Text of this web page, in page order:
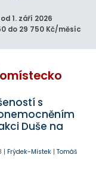
1. září 2026
do 29 750 Kč/měsíc
s
Duše na
| Frýdek-Místek| Tomáš